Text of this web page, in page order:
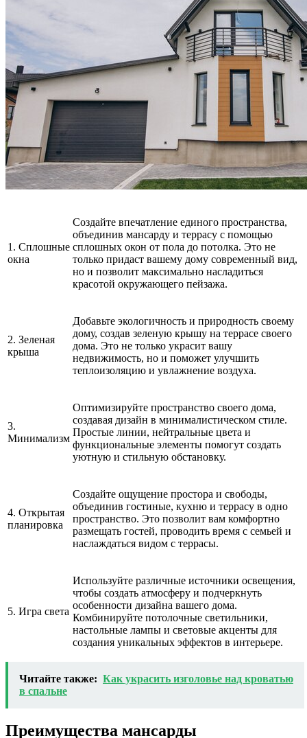
1. Сплошные
окна
Создайте впечатление единого пространства,
объединив мансарду и террасу с помощью
сплошных окон от пола до потолка. Это не
только придаст вашему дому современный вид,
но и позволит максимально насладиться
красотой окружающего пейзажа.
2. Зеленая
крыша
Добавьте экологичность и природность своему
дому, создав зеленую крышу на террасе своего
дома. Это не только украсит вашу
недвижимость, но и поможет улучшить
теплоизоляцию и увлажнение воздуха.
3.
Минимализм
Оптимизируйте пространство своего дома,
создавая дизайн в минималистическом стиле.
Простые линии, нейтральные цвета и
функциональные элементы помогут создать
уютную и стильную обстановку.
4. Открытая
планировка
Создайте ощущение простора и свободы,
объединив гостиные, кухню и террасу в одно
пространство. Это позволит вам комфортно
размещать гостей, проводить время с семьей и
наслаждаться видом с террасы.
5. Игра света
Используйте различные источники освещения,
чтобы создать атмосферу и подчеркнуть
особенности дизайна вашего дома.
Комбинируйте потолочные светильники,
настольные лампы и световые акценты для
создания уникальных эффектов в интерьере.
Читайте также: Как украсить изголовье над кроватью
в спальне
Преимущества мансарды